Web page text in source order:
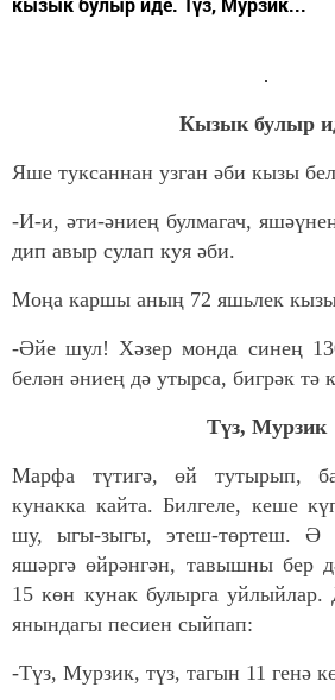
Кызык булыр
Яше туксаннан узган әби кызы
-И-и, әти-әниең булмагач,
дип авыр сулап куя әби.
Моңа каршы аның 72 яшьлек
-Әйе шул! Хәзер монда синең
белән әниең дә утырса, бигрәк тә
Түз, Мурзик
Марфа түтигә, өй тутырып,
кунакка кайта. Билгеле, кеше
шу, ыгы-зыгы, этеш-төртеш. Ә
яшәргә өйрәнгән, тавышны бер
15 көн кунак булырга уйлыйлар.
янындагы песиен сыйпап:
-Түз, Мурзик, түз, тагын 11 генә